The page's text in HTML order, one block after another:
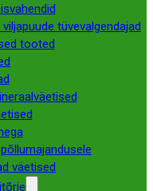
tüvevalgendajad
tooted
väetised